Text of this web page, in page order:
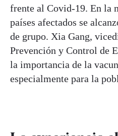
frente al Covid-19. En la
países afectados se
de grupo. Xia Gang,
Prevención y Control de
la importancia de la
especialmente para la